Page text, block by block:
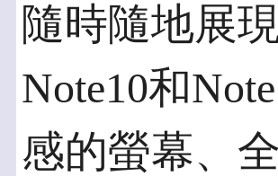
隨時隨地展
Note10和
感的螢幕、